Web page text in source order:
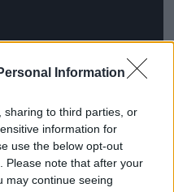
Information
sharing to third parties, or
information for
use the below opt-out
Please note that after your
may continue seeing